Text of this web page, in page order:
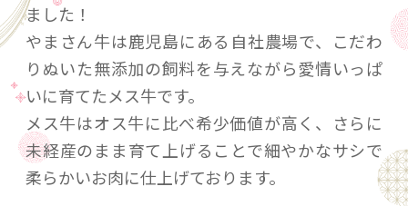
ました！
やまさん牛は鹿児島にある自社農場で、こだわ
りぬいた無添加の飼料を与えながら愛情いっぱ
いに育てたメス牛です。
メス牛はオス牛に比べ希少価値が高く、さらに
未経産のまま育て上げることで細やかなサシで
柔らかいお肉に仕上げております。